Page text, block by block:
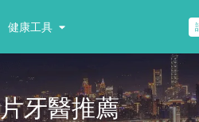
健康工具
牙醫推薦